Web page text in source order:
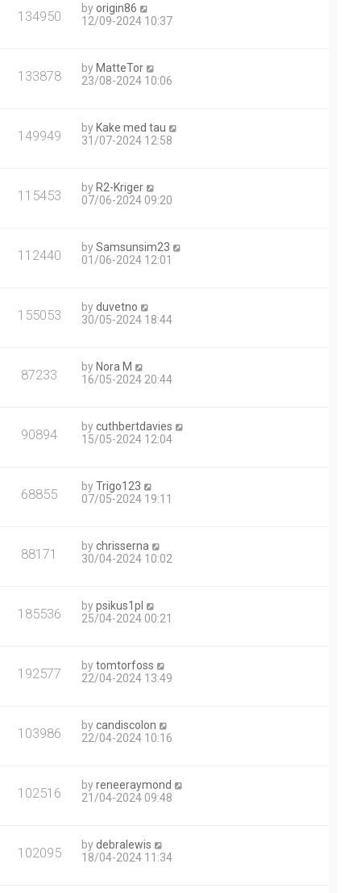
134950 byorigin86
12/09-2024 10:37
133878 by MatteTor
23/08-2024 10:06
149949 by Kake med tau
31/07-2024 12:58
115453 by R2-Kriger
07/06-2024 09:20
112440 bySamsunsim23
01/06-2024 12:01
155053 byduvetno
30/05-2024 18:44
87233 by Nora M
16/05-2024 20:44
90894 bycuthbertdavies
15/05-2024 12:04
68855 byTrigo123
07/05-2024 19:11
88171 bychrisserna
30/04-2024 10:02
185536 bypsikus1pl
25/04-2024 00:21
192577 bytomtorfoss
22/04-2024 13:49
103986 bycandiscolon
22/04-2024 10:16
102516 byreneeraymond
21/04-2024 09:48
102095 bydebralewis
18/04-2024 11:34